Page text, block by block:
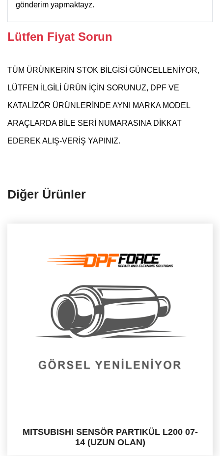
gönderim yapmaktayz.
Lütfen Fiyat Sorun
TÜM ÜRÜNKERİN STOK BİLGİSİ GÜNCELLENİYOR,
LÜTFEN İLGİLİ ÜRÜN İÇİN SORUNUZ, DPF VE
KATALİZÖR ÜRÜNLERİNDE AYNI MARKA MODEL
ARAÇLARDA BİLE SERİ NUMARASINA DİKKAT
EDEREK ALIŞ-VERİŞ YAPINIZ.
Diğer Ürünler
MITSUBISHI SENSÖR PARTIKÜL L200 07-
14 (UZUN OLAN)